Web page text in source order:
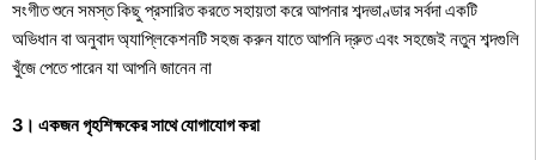
সংগীত শুনে সমস্ত কিছু প্রসারিত করতে সহায়তা করে আপনার শব্দভাণ্ডার সর্বদা একটি
অভিধান বা অনুবাদ অ্যাপ্লিকেশনটি সহজ করুন যাতে আপনি দ্রুত এবং সহজেই নতুন শব্দগুলি
খুঁজে পেতে পারেন যা আপনি জানেন না
3। একজন গৃহশিক্ষকের সাথে যোগাযোগ করা